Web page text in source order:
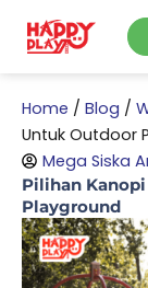
Home / Blog /
Untuk Outdoor
Mega Siska
Pilihan
Playground